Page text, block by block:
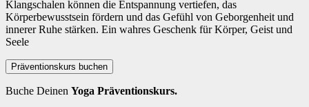
Klangschalen können die Entspannung vertiefen, das
Körperbewusstsein fördern und das Gefühl von Geborgenheit und
innerer Ruhe stärken. Ein wahres Geschenk für Körper, Geist und
Seele
Präventionskurs buchen
Buche Deinen Yoga Präventionskurs.